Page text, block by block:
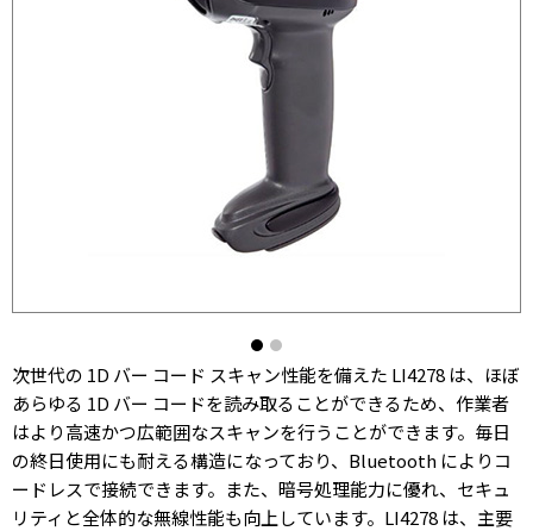
次世代の 1D バー コード スキャン性能を備えた LI4278 は、ほぼ
あらゆる 1D バー コードを読み取ることができるため、作業者
はより高速かつ広範囲なスキャンを行うことができます。毎日
の終日使用にも耐える構造になっており、Bluetooth によりコ
ードレスで接続できます。また、暗号処理能力に優れ、セキュ
リティと全体的な無線性能も向上しています。LI4278 は、主要